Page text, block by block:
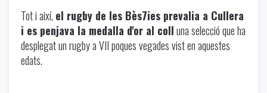
Tot i així, el rugby de les Bès7ies prevalia a Cullera
i es penjava la medalla d'or al colluna selecció que ha
desplegat un rugby a VII poques vegades vist en aquestes
edats.